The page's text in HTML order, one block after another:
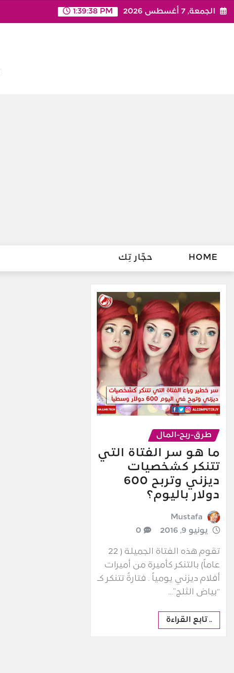
Skip
الجمعة, 7 أغسطس 2026 1:39:38 PM
HOME حجّار تِك
طرق-ربح-المال
ما هو سر الفتاة التي
تتنكر كشخصيات
ديزني وتربح 600
دولار باليوم؟
Mustafa
يونيو 9, 2016
0
تقوم هذه الفتاة الجميلة ( 22
عاماً) بالتنكر كأميرة من أميرات
أفلام ديزني يومياً . فتارةً تتنكر كـ
“بياض الثلج”…
.. تابع القراءة